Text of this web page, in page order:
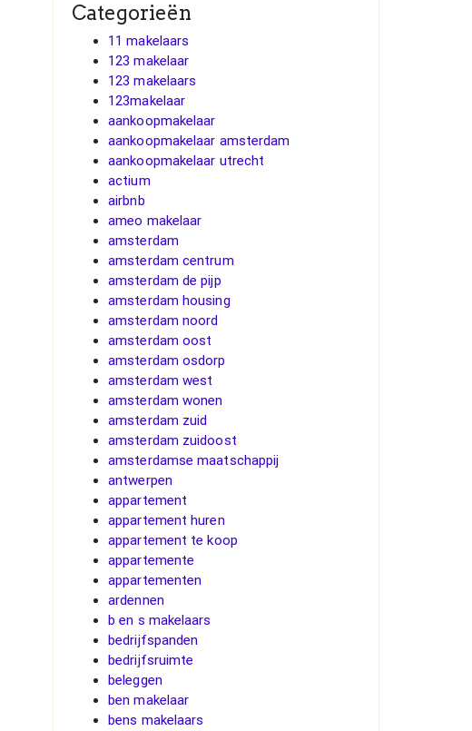
Categorieën
11 makelaars
123 makelaar
123 makelaars
123makelaar
aankoopmakelaar
aankoopmakelaar amsterdam
aankoopmakelaar utrecht
actium
airbnb
ameo makelaar
amsterdam
amsterdam centrum
amsterdam de pijp
amsterdam housing
amsterdam noord
amsterdam oost
amsterdam osdorp
amsterdam west
amsterdam wonen
amsterdam zuid
amsterdam zuidoost
amsterdamse maatschappij
antwerpen
appartement
appartement huren
appartement te koop
appartemente
appartementen
ardennen
b en s makelaars
bedrijfspanden
bedrijfsruimte
beleggen
ben makelaar
bens makelaars